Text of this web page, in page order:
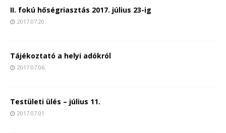
II. fokú hőségriasztás 2017. július 23-ig
2017.07.20.
Tájékoztató a helyi adókról
2017.07.06.
Testületi ülés – július 11.
2017.07.01.